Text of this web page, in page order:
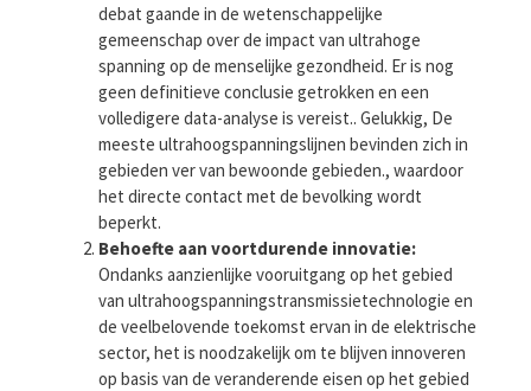
debat gaande in de wetenschappelijke
gemeenschap over de impact van ultrahoge
spanning op de menselijke gezondheid. Er is nog
geen definitieve conclusie getrokken en een
volledigere data-analyse is vereist.. Gelukkig, De
meeste ultrahoogspanningslijnen bevinden zich in
gebieden ver van bewoonde gebieden., waardoor
het directe contact met de bevolking wordt
beperkt.
Behoefte aan voortdurende innovatie:
Ondanks aanzienlijke vooruitgang op het gebied
van ultrahoogspanningstransmissietechnologie en
de veelbelovende toekomst ervan in de elektrische
sector, het is noodzakelijk om te blijven innoveren
op basis van de veranderende eisen op het gebied